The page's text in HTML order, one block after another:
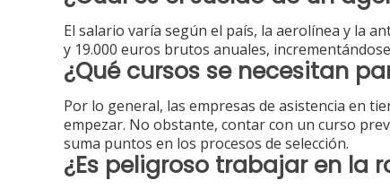
El salario varía según el país, la aerolínea y la
y 19.000 euros brutos anuales,
¿Qué cursos se necesitan
Por lo general, las empresas de asistencia en
empezar. No obstante, contar con un curso
suma puntos en los procesos de selección.
¿Es peligroso trabajar en la